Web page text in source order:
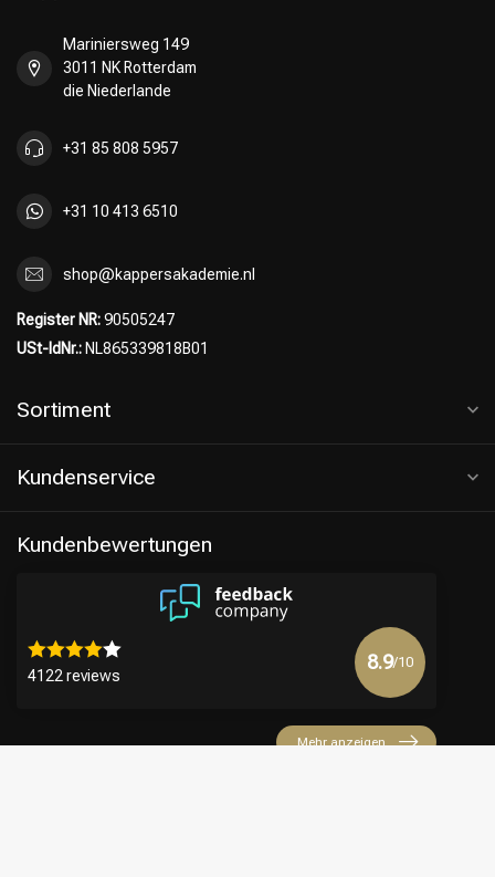
Mariniersweg 149
3011 NK Rotterdam
die Niederlande
+31 85 808 5957
+31 10 413 6510
shop@kappersakademie.nl
Register NR:90505247
USt-IdNr.: NL865339818B01
Sortiment
Kundenservice
Kundenbewertungen
4122 reviews
8.9/10
Mehr anzeigen